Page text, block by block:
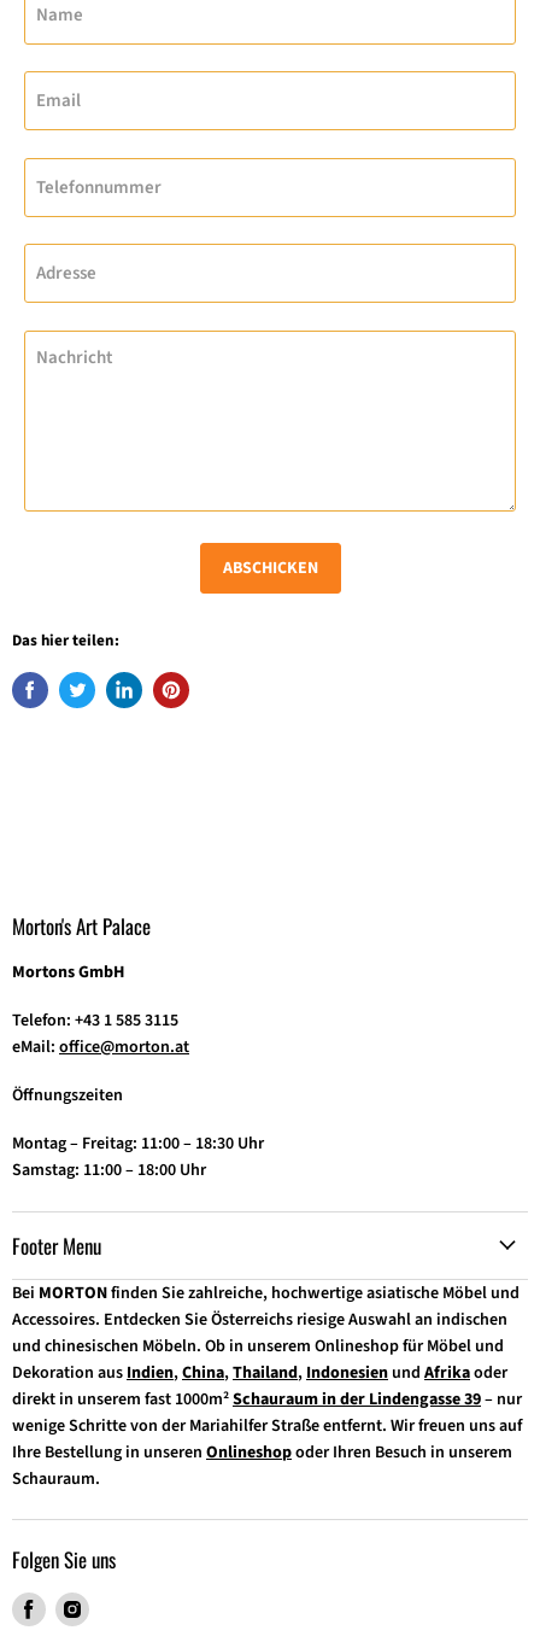
Name
Email
Telefonnummer
Adresse
Nachricht
ABSCHICKEN
Das hier teilen:
Morton's Art Palace
Mortons GmbH
Telefon: +43 1 585 3115
eMail: office@morton.at
Öffnungszeiten
Montag – Freitag: 11:00 – 18:30 Uhr
Samstag: 11:00 – 18:00 Uhr
Footer Menu
Bei MORTONfinden Sie zahlreiche, hochwertige asiatische Möbel und
Accessoires. Entdecken Sie Österreichs riesige Auswahl an indischen
und chinesischen Möbeln. Ob in unserem Onlineshop für Möbel und
Dekoration aus Indien,China,Thailand, Indonesien und Afrikaoder
direkt in unserem fast 1000m²Schauraum in der Lindengasse 39– nur
wenige Schritte von der Mariahilfer Straße entfernt. Wir freuen uns auf
Ihre Bestellung in unseren Onlineshopoder Ihren Besuch in unserem
Schauraum.
Folgen Sie uns
Finden
Sie
Finden